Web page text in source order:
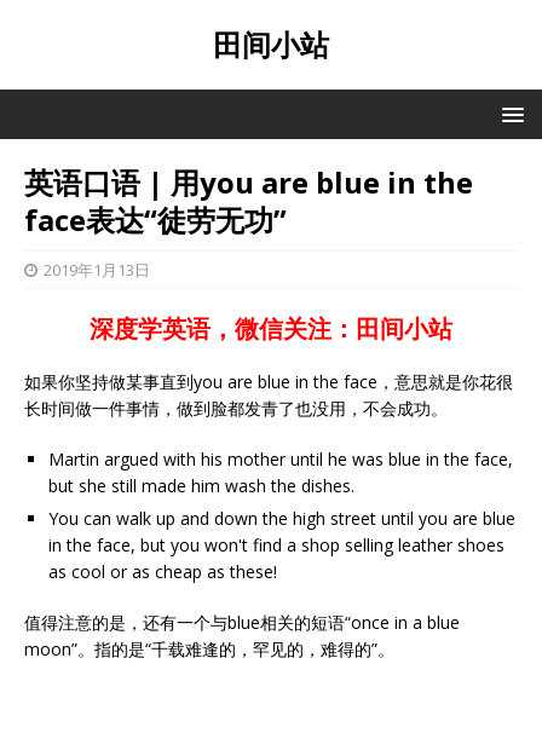
田间小站
英语口语 | 用you are blue in the
face表达“徒劳无功”
2019年1月13日
深度学英语，微信关注：田间小站
如果你坚持做某事直到you are blue in the face，意思就是你花很
长时间做一件事情，做到脸都发青了也没用，不会成功。
Martin argued with his mother until he was blue in the face,
but she still made him wash the dishes.
You can walk up and down the high street until you are blue
in the face, but you won't find a shop selling leather shoes
as cool or as cheap as these!
值得注意的是，还有一个与blue相关的短语“once in a blue
moon”。指的是“千载难逢的，罕见的，难得的”。